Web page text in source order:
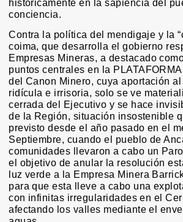
históricamente en la sapiencia del
conciencia.
Contra la política del mendigaje y la
coima, que desarrolla el gobierno
Empresas Mineras, a destacado
puntos centrales en la
del Canon Minero, cuya aportación
ridícula e irrisoria, solo se ve
cerrada del Ejecutivo y se hace
de la Región, situación insostenible
previsto desde el año pasado en el
Septiembre, cuando el pueblo de
comunidades llevaron a cabo un
el objetivo de anular la resolución
luz verde a la Empresa Minera
para que esta lleve a cabo una
con infinitas irregularidades en el
afectando los valles mediante el